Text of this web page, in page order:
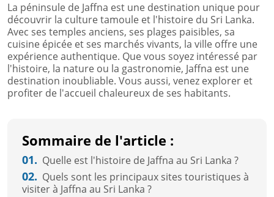
La péninsule de Jaffna est une destination unique pour
découvrir la culture tamoule et l'histoire du Sri Lanka.
Avec ses temples anciens, ses plages paisibles, sa
cuisine épicée et ses marchés vivants, la ville offre une
expérience authentique. Que vous soyez intéressé par
l'histoire, la nature ou la gastronomie, Jaffna est une
destination inoubliable. Vous aussi, venez explorer et
profiter de l'accueil chaleureux de ses habitants.
Sommaire de l'article :
01. Quelle est l'histoire de Jaffna au Sri Lanka ?
02. Quels sont les principaux sites touristiques à
visiter à Jaffna au Sri Lanka ?